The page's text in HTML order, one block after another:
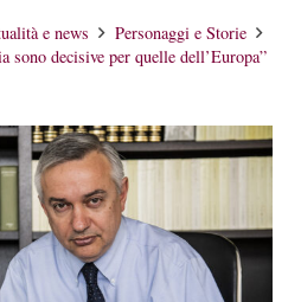
e news
Personaggi e Storie
decisive per quelle dell’Europa”